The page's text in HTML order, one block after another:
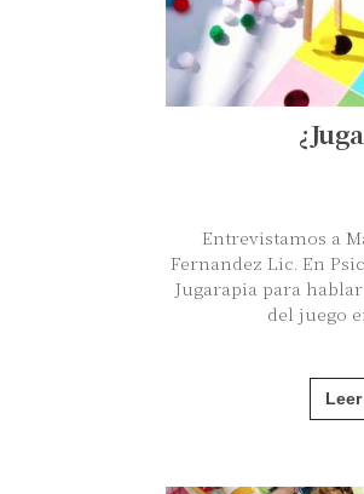
Entrevistamos a
Fernandez Lic. En
Jugarapia para
del juego